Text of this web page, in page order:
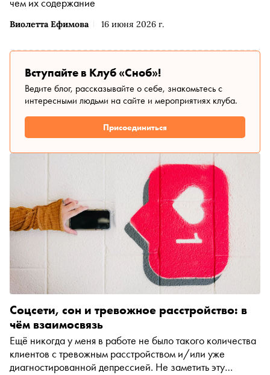
Виолетта Ефимова 16 июня 2026 г.
чем их содержание
Вступайте в Клуб «Сноб»!
Ведите блог, рассказывайте о себе, знакомьтесь с
интересными людьми на сайте и мероприятиях клуба.
Присоединиться
Соцсети, сон и тревожное расстройство: в
чём взаимосвязь
Ещё никогда у меня в работе не было такого количества
клиентов с тревожным расстройством и/или уже
диагностированной депрессией. Не заметить эту